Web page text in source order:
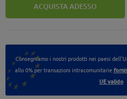
ACQUISTA ADESSO
Consegniamo i nostri prodotti nei paesi
allo 0% per transazioni intracomunitarie
UE valido